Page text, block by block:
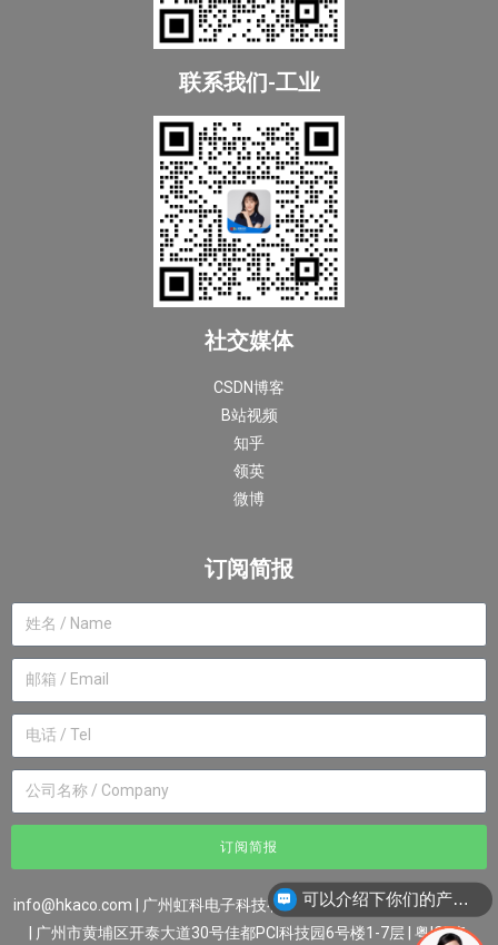
联系我们-工业
社交媒体
CSDN博客
B站视频
知乎
领英
微博
订阅简报
订阅简报
info@hkaco.com | 广州虹科电子科技有限公司 ©2007-2023版权所有
| 广州市黄埔区开泰大道30号佳都PCI科技园6号楼1-7层 粤ICP备
可以介绍下你们的产品么？